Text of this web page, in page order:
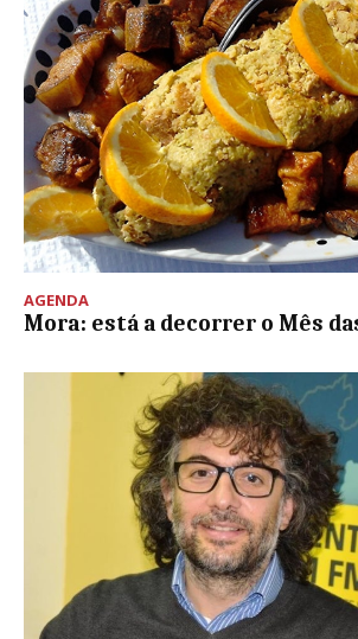
AGENDA
Mora: está a decorrer o Mês